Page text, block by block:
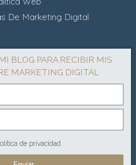
De Marketing Digital
BLOG PARA RECIBIR MIS
MARKETING DIGITAL
de privacidad